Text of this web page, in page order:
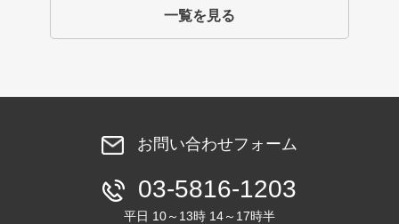
一覧を見る
お問い合わせフォーム
03-5816-1203
平日 10～13時 14～17時半